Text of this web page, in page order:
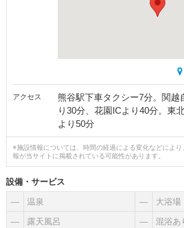
アクセス
熊谷駅下車タクシー7分。関越
り30分、花園ICより40分。東
より50分
※施設情報については、時間の経過による変化などによ
報が当サイトに掲載されている可能性があります。
設備・サービス
― 温泉 ― 大浴場
― 露天風呂 ― 混浴あ